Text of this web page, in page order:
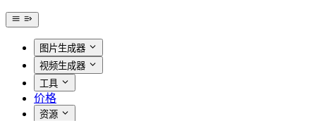
图片生成器
视频生成器
工具
价格
资源